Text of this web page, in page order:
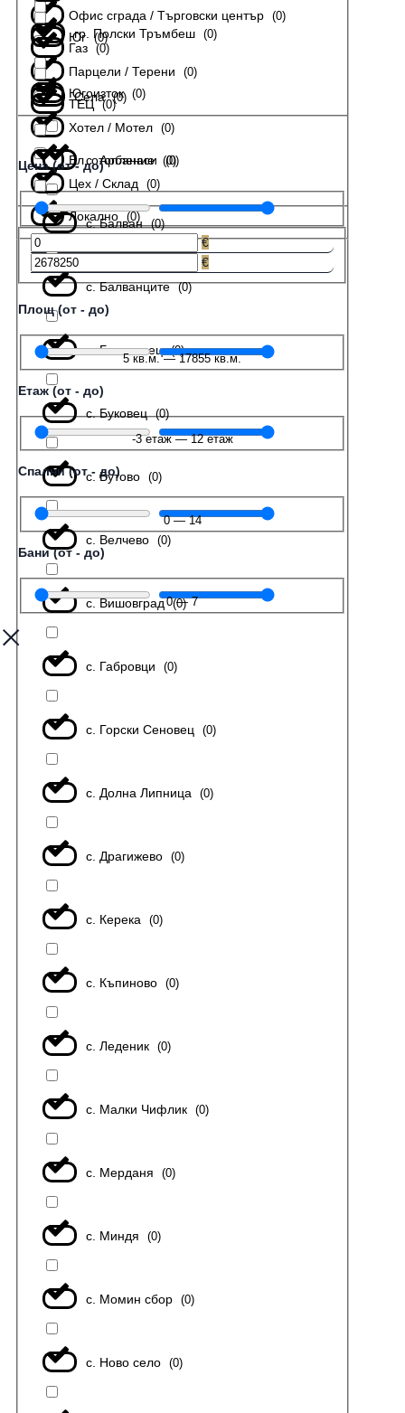
гр. Полски Тръмбеш (0)
Села (0)
с. Арбанаси (0)
с. Балван (0)
с. Балванците (0)
с. Беляковец (0)
с. Буковец (0)
с. Бутово (0)
с. Велчево (0)
с. Вишовград (0)
с. Габровци (0)
с. Горски Сеновец (0)
с. Долна Липница (0)
с. Драгижево (0)
с. Керека (0)
с. Къпиново (0)
с. Леденик (0)
с. Малки Чифлик (0)
с. Мерданя (0)
с. Миндя (0)
с. Момин сбор (0)
с. Ново село (0)
Офис сграда / Търговски център (0)
Парцели / Терени (0)
Хотел / Мотел (0)
Цех / Склад (0)
Юг (0)
Югоизток (0)
Газ (0)
ТЕЦ (0)
Ел. отопление (0)
Локално (0)
Цена (от - до)
€
€
Площ (от - до)
5кв.м.—17855кв.м.
Етаж (от - до)
-3етаж—12етаж
Спални (от - до)
0—14
Бани (от - до)
0—7